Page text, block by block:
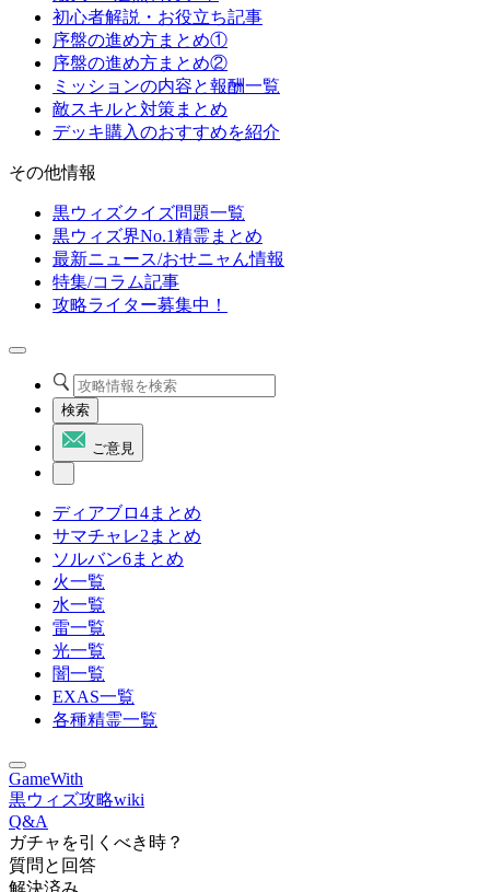
初心者解説・お役立ち記事
序盤の進め方まとめ①
序盤の進め方まとめ②
ミッションの内容と報酬一覧
敵スキルと対策まとめ
デッキ購入のおすすめを紹介
その他情報
黒ウィズクイズ問題一覧
黒ウィズ界No.1精霊まとめ
最新ニュース/おせニャん情報
特集/コラム記事
攻略ライター募集中！
検索
ご意見
ディアブロ4まとめ
サマチャレ2まとめ
ソルバン6まとめ
火一覧
水一覧
雷一覧
光一覧
闇一覧
EXAS一覧
各種精霊一覧
GameWith
黒ウィズ攻略wiki
Q&A
ガチャを引くべき時？
質問と回答
解決済み